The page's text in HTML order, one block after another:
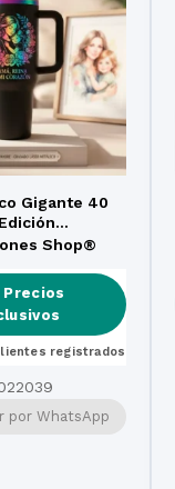
Gigante 40
–
Shop®
Precios
registrados
por WhatsApp